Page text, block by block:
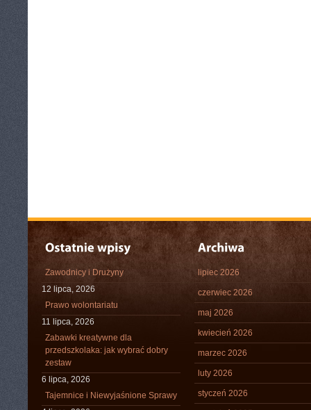
Zawodnicy i Drużyny
12 lipca, 2026
Prawo wolontariatu
11 lipca, 2026
Zabawki kreatywne dla
przedszkolaka: jak wybrać dobry
zestaw
6 lipca, 2026
Tajemnice i Niewyjaśnione Sprawy
lipiec 2026
czerwiec 2026
maj 2026
kwiecień 2026
marzec 2026
luty 2026
styczeń 2026